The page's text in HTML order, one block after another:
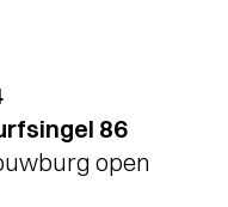
86
open